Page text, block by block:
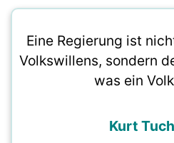
Eine Regierung ist
Volkswillens, sondern
was ein
Kurt